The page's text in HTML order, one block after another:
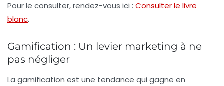
Pour le consulter, rendez-vous ici : Consulter le livre
blanc.
Gamification : Un levier marketing à ne
pas négliger
La gamification est une tendance qui gagne en